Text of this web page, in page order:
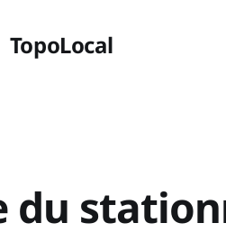
TopoLocal
du